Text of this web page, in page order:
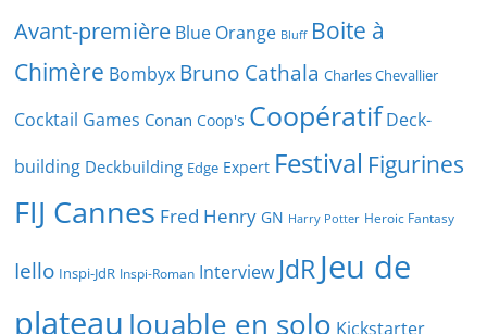
Avant-première Blue Orange Bluff Boite à
Chimère Bombyx Bruno Cathala Charles Chevallier
Cocktail Games Conan Coop's Coopératif Deck-
building Deckbuilding Edge Expert Festival Figurines
FIJ Cannes Fred Henry GN Harry Potter Heroic Fantasy
Iello Inspi-JdR Inspi-Roman Interview JdRJeu de
plateau Jouable en solo Kickstarter